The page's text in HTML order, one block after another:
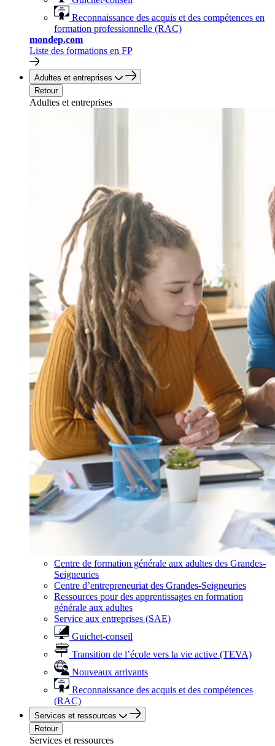
Reconnaissance des acquis et des compétences en
formation professionnelle (RAC)
mondep.com
Liste des formations en FP
Adultes et entreprises
Retour
Adultes et entreprises
Centre de formation générale aux adultes des Grandes-
Seigneuries
Centre d’entrepreneuriat des Grandes-Seigneuries
Ressources pour des apprentissages en formation
générale aux adultes
Service aux entreprises (SAE)
Guichet-conseil
Transition de l’école vers la vie active (TEVA)
Nouveaux arrivants
Reconnaissance des acquis et des compétences
(RAC)
Services et ressources
Retour
Services et ressources